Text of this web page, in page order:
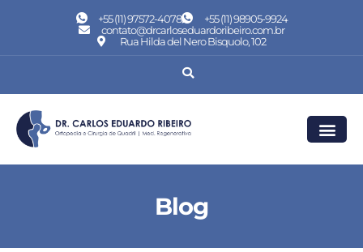
+55 (11) 97572-4078
+55 (11) 98905-9924
contato@drcarloseduardoribeiro.com.br
Rua Hilda del Nero Bisquolo, 102
Blog